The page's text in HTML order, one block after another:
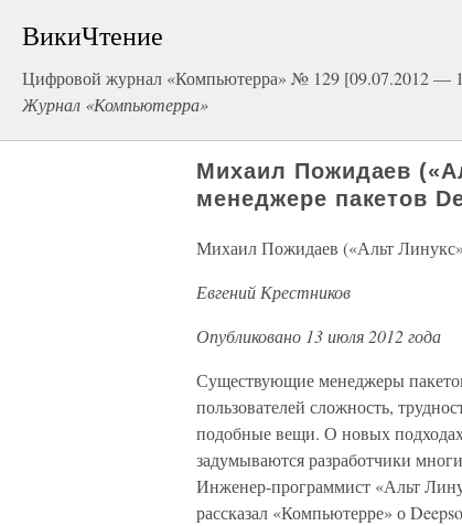
ВикиЧтение
Цифровой журнал «Компьютерра» № 129 [09.07.2012 —
Журнал «Компьютерра»
Михаил Пожидаев
менеджере пакетов
Михаил Пожидаев («Альт
Евгений Крестников
Опубликовано 13 июля 2012 года
Существующие менеджеры
пользователей сложность,
подобные вещи. О новых
задумываются разработчики
Инженер-программист «Альт
рассказал «Компьютерре» о